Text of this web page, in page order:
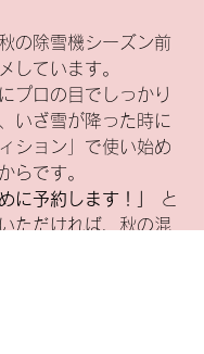
の除雪機シーズン前
しています。
プロの目でしっかり
いざ雪が降った時に
ション」で使い始め
らです。
に予約します！」
と
ただければ、秋の混